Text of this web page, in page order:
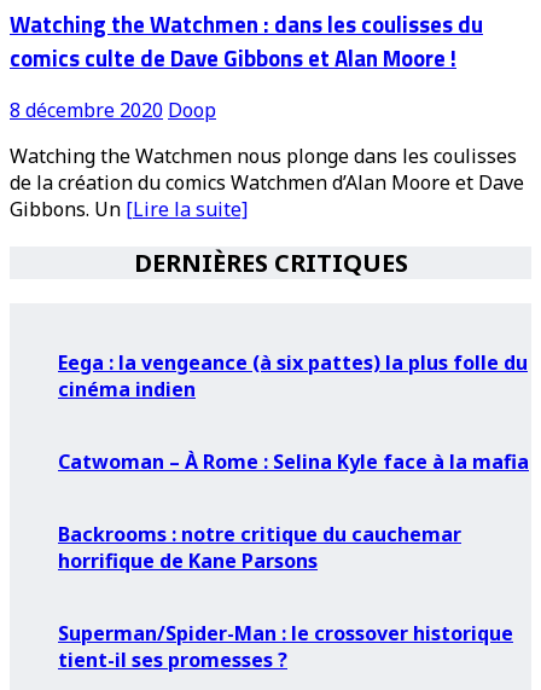
Watching the Watchmen : dans les coulisses du
comics culte de Dave Gibbons et Alan Moore !
8 décembre 2020 Doop
Watching the Watchmen nous plonge dans les coulisses
de la création du comics Watchmen d’Alan Moore et Dave
Gibbons. Un [Lire la suite]
DERNIÈRES CRITIQUES
Eega : la vengeance (à six pattes) la plus folle du
cinéma indien
Catwoman – À Rome : Selina Kyle face à la mafia
Backrooms : notre critique du cauchemar
horrifique de Kane Parsons
Superman/Spider-Man : le crossover historique
tient-il ses promesses ?